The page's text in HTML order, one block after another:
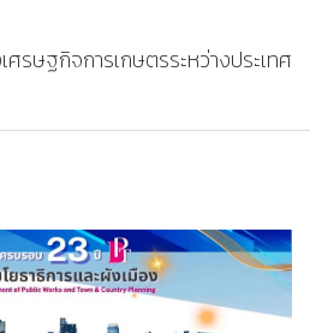
ศรษฐกิจการเกษตรระหว่างประเทศ